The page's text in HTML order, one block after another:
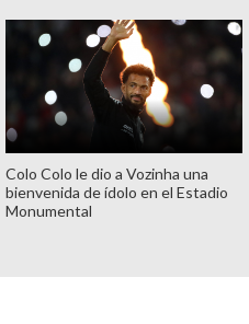
Colo Colo le dio a Vozinha una
bienvenida de ídolo en el Estadio
Monumental